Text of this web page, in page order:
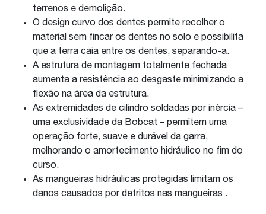
terrenos e demolição.
O design curvo dos dentes permite recolher o
material sem fincar os dentes no solo e possibilita
que a terra caia entre os dentes, separando-a.
A estrutura de montagem totalmente fechada
aumenta a resistência ao desgaste minimizando a
flexão na área da estrutura.
As extremidades de cilindro soldadas por inércia –
uma exclusividade da Bobcat – permitem uma
operação forte, suave e durável da garra,
melhorando o amortecimento hidráulico no fim do
curso.
As mangueiras hidráulicas protegidas limitam os
danos causados por detritos nas mangueiras .